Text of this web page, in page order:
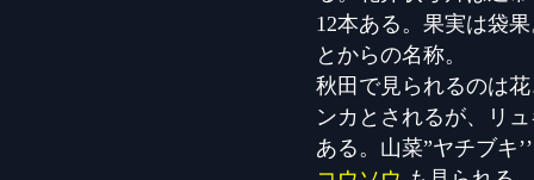
12本ある。果実は袋
とからの名称。
秋田で見られるのは
ンカとされるが、リ
ある。山菜”ヤチブキ